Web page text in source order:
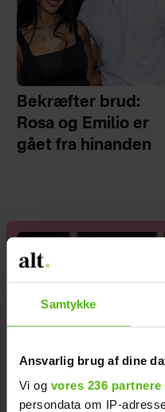
Samtykke
Ansvarlig brug af dine
Vi og vores 236 partnere
persondata om IP-
Bekræfter brud:
Rosa og Emilio er
gået fra hinanden